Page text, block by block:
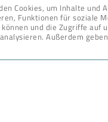
Cookies, um Inhalte und
Funktionen für soziale
und die Zugriffe auf
Außerdem
Sie ihnen bereitgestellt
Ihrer Nutzung der
ZENTRALE
Karlsruhe
96456-0